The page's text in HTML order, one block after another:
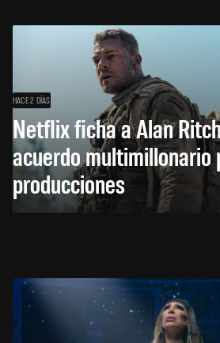
HACE 2 DÍAS
Netflix ficha a Alan
acuerdo multimillonario
producciones